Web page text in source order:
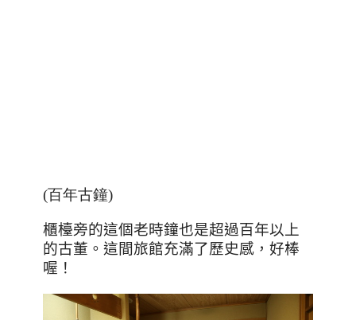
(百年古鐘)
櫃檯旁的這個老時鐘也是超過百年以上
的古董。這間旅館充滿了歷史感，好棒
喔！